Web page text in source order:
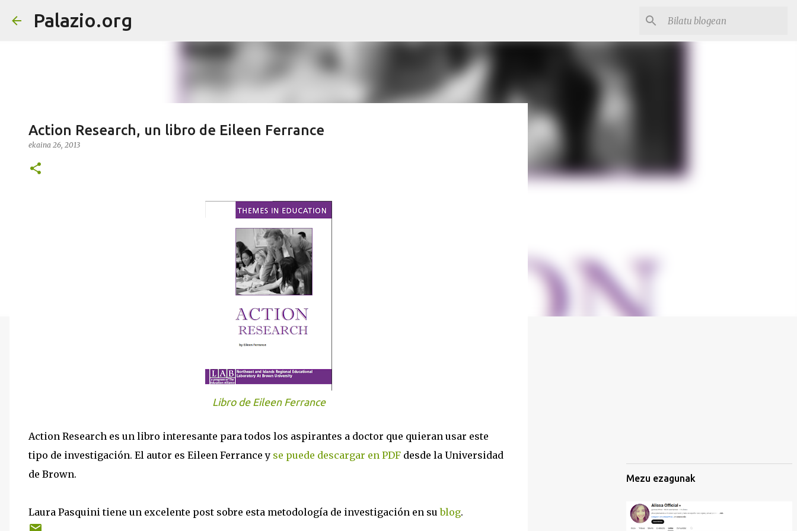
Palazio.org
Action Research, un libro de Eileen Ferrance
ekaina 26, 2013
Libro de Eileen Ferrance
Action Research es un libro interesante para todos los aspirantes a doctor que quieran usar este
tipo de investigación. El autor es Eileen Ferrance y se puede descargar en PDF desde la Universidad
de Brown.
Laura Pasquini tiene un excelente post sobre esta metodología de investigación en sublog.
Mezu ezagunak